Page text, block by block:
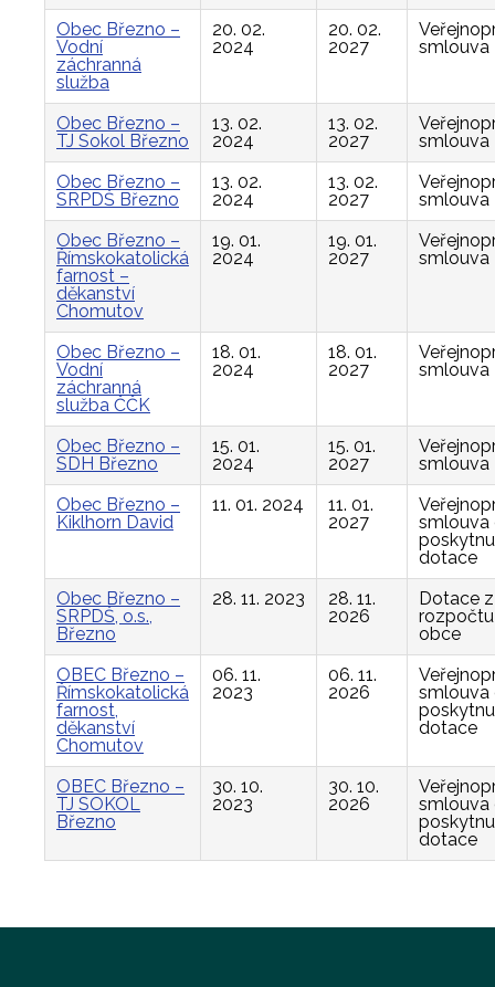
Obec Březno –
Vodní
záchranná
služba
20. 02.
2024
20. 02.
2027
smlouva
Obec Březno –
TJ Sokol Březno
13. 02.
2024
13. 02.
2027
smlouva
Obec Březno –
SRPDŠ Březno
13. 02.
2024
13. 02.
2027
smlouva
Obec Březno –
Římskokatolická
farnost –
děkanství
Chomutov
19. 01.
2024
19. 01.
2027
smlouva
Obec Březno –
Vodní
záchranná
služba ČČK
18. 01.
2024
18. 01.
2027
smlouva
Obec Březno –
SDH Březno
15. 01.
2024
15. 01.
2027
smlouva
Obec Březno –
Kiklhorn David
11. 01. 2024
11. 01.
2027
smlouva
dotace
Obec Březno –
SRPDŠ, o.s.,
Březno
28. 11. 2023
28. 11.
2026
Dotace z
rozpočtu
obce
OBEC Březno –
Římskokatolická
farnost,
děkanství
Chomutov
06. 11.
2023
06. 11.
2026
smlouva
dotace
OBEC Březno –
TJ SOKOL
Březno
30. 10.
2023
30. 10.
2026
smlouva
dotace